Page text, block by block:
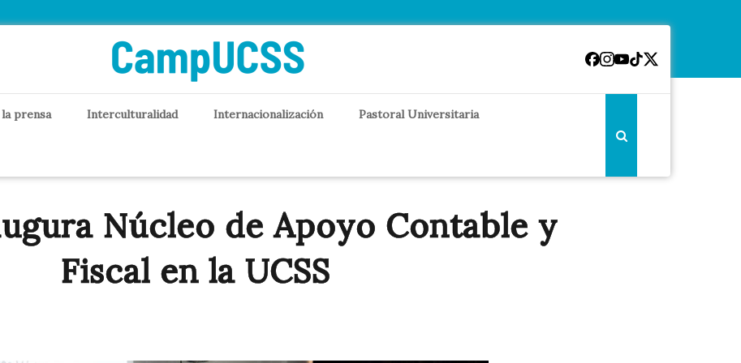
la prensa Interculturalidad Internacionalización Pastoral Universitaria
Núcleo de Apoyo Contable y
Fiscal en la UCSS